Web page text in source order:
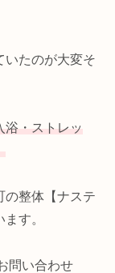
いたのが大変そ
浴・ストレッ
の整体【ナステ
す。
問い合わせ